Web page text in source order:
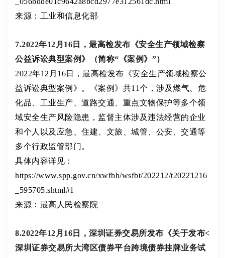
来源：工业和信息化部
7.2022年12月16日，最高检发布《安全生产领域检察
公益诉讼典型案例》（简称“《案例》”）
2022年12月16日，最高检发布《安全生产领域检察公
益诉讼典型案例》。《案例》共11个，涉及燃气、危
化品、工业生产、道路交通、重点文物保护等多个领
域安全生产风险隐患，监督主体涉及违法经营的企业
和个人以及应急、住建、文旅、城管、公安、交通等
多个行政监管部门。
具体内容详见：
https://www.spp.gov.cn/xwfbh/wsfbt/202212/t20221216
_595705.shtml#1
来源：最高人民检察院
8.2022年12月16日，深圳证券交易所发布《关于发布<
深圳证券交易所大湾区债券平台跨境债券挂牌业务试